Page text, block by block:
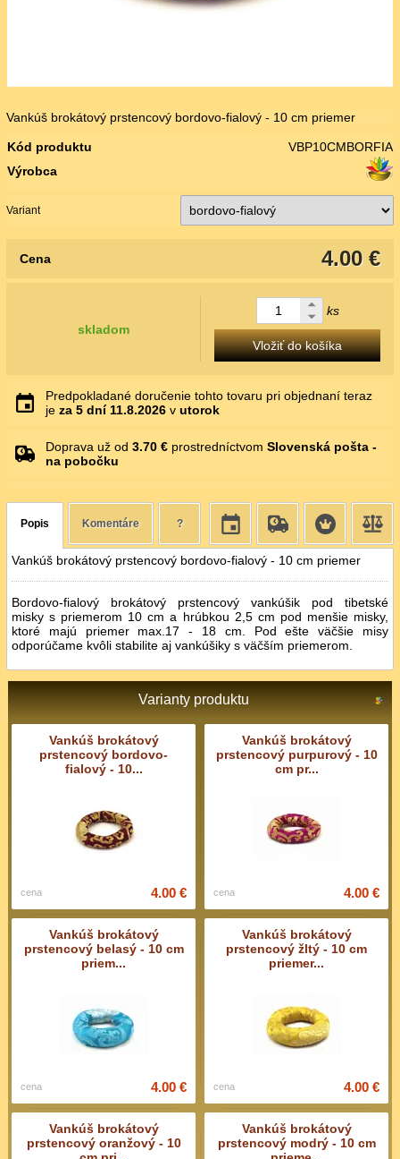
Vankúš brokátový prstencový bordovo-fialový - 10 cm priemer
Kód produktu
VBP10CMBORFIA
Výrobca
Variant
4.00 €
Cena
skladom
ks
Vložiť do košíka
Predpokladané doručenie tohto tovaru pri objednaní teraz
je za 5 dní 11.8.2026 v utorok
Doprava už od 3.70 € prostredníctvom Slovenská pošta -
na pobočku
Popis Komentáre ?
Vankúš brokátový prstencový bordovo-fialový - 10 cm priemer
Bordovo-fialový brokátový prstencový vankúšik pod tibetské
misky s priemerom 10 cm a hrúbkou 2,5 cm pod menšie misky,
ktoré majú priemer max.17 - 18 cm. Pod ešte väčšie misy
odporúčame kvôli stabilite aj vankúšiky s väčším priemerom.
Varianty produktu
Vankúš brokátový
prstencový bordovo-
fialový - 10...
cena 4.00 €
Vankúš brokátový
prstencový purpurový - 10
cm pr...
cena 4.00 €
Vankúš brokátový
prstencový belasý - 10 cm
priem...
cena 4.00 €
Vankúš brokátový
prstencový žltý - 10 cm
priemer...
cena 4.00 €
Vankúš brokátový
prstencový oranžový - 10
Vankúš brokátový
prstencový modrý - 10 cm